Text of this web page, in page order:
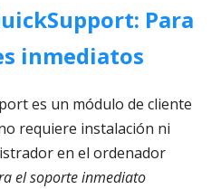
Para
inmediatos
es un módulo de cliente
requiere instalación ni
en el ordenador
el soporte inmediato